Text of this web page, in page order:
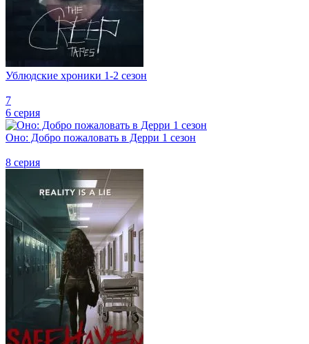
Ублюдские хроники 1-2 сезон
7
6 серия
Оно: Добро пожаловать в Дерри 1 сезон
8 серия